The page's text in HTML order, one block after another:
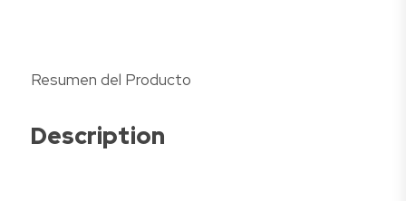
Resumen del Producto
Description